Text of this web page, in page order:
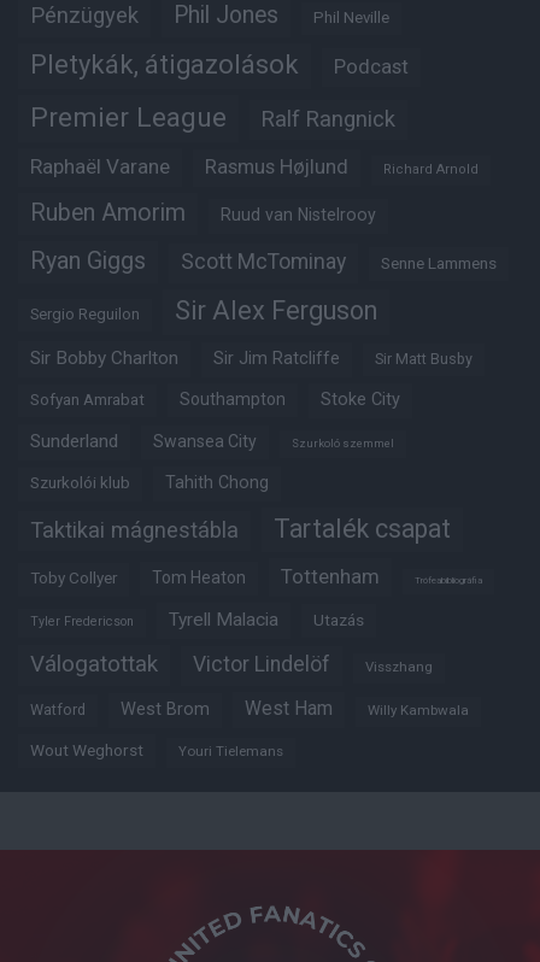
Pénzügyek Phil Jones Phil Neville
Pletykák, átigazolások Podcast
Premier League Ralf Rangnick
Raphaël Varane Rasmus Højlund Richard Arnold
Ruben Amorim Ruud van Nistelrooy
Ryan Giggs Scott McTominay Senne Lammens
Sergio Reguilon Sir Alex Ferguson
Sir Bobby Charlton Sir Jim Ratcliffe Sir Matt Busby
Sofyan Amrabat Southampton Stoke City
Sunderland Swansea City Szurkoló szemmel
Szurkolói klub Tahith Chong
Taktikai mágnestábla Tartalék csapat
Toby Collyer Tom Heaton Tottenham Trófeabibliográfia
Tyler Fredericson Tyrell Malacia Utazás
Válogatottak Victor Lindelöf Visszhang
Watford West Brom West Ham Willy Kambwala
Wout Weghorst Youri Tielemans